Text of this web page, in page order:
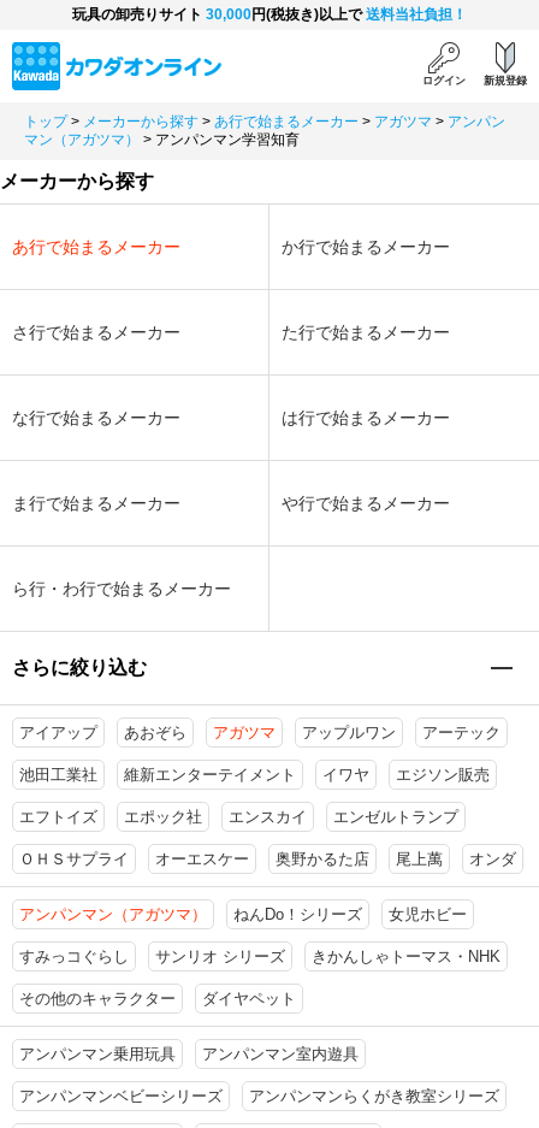
玩具の卸売りサイト 30,000円(税抜き)以上で送料当社負担！
ログイン 新規登録
トップ > メーカーから探す > あ行で始まるメーカー > アガツマ > アンパン
マン（アガツマ）
> アンパンマン学習知育
メーカーから探す
あ行で始まるメーカー か行で始まるメーカー
さ行で始まるメーカー た行で始まるメーカー
な行で始まるメーカー は行で始まるメーカー
ま行で始まるメーカー や行で始まるメーカー
ら行・わ行で始まるメーカー
さらに絞り込む
アイアップ あおぞら アガツマ アップルワン アーテック
池田工業社 維新エンターテイメント イワヤ エジソン販売
エフトイズ エポック社 エンスカイ エンゼルトランプ
ＯＨＳサプライ オーエスケー 奥野かるた店 尾上萬 オンダ
アンパンマン（アガツマ） ねんDo！シリーズ 女児ホビー
すみっコぐらし サンリオ シリーズ きかんしゃトーマス・NHK
その他のキャラクター ダイヤペット
アンパンマン乗用玩具 アンパンマン室内遊具
アンパンマンベビーシリーズ アンパンマンらくがき教室シリーズ